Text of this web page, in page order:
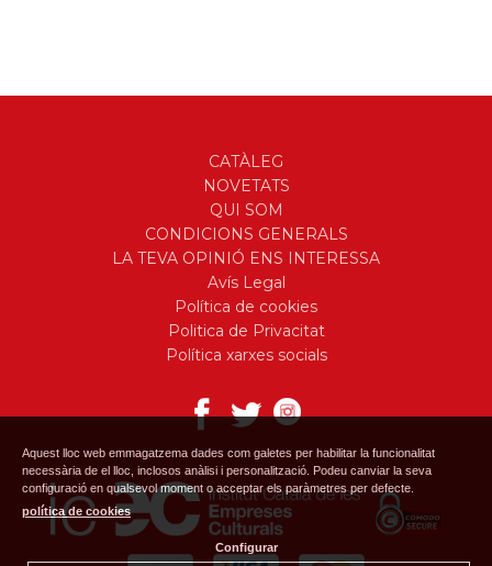
CATÀLEG
NOVETATS
QUI SOM
CONDICIONS GENERALS
LA TEVA OPINIÓ ENS INTERESSA
Avís Legal
Política de cookies
Politica de Privacitat
Política xarxes socials
Aquest lloc web emmagatzema dades com galetes per habilitar la funcionalitat
necessària de el lloc, inclosos anàlisi i personalització. Podeu canviar la seva
configuració en qualsevol moment o acceptar els paràmetres per defecte.
política de cookies
Configurar